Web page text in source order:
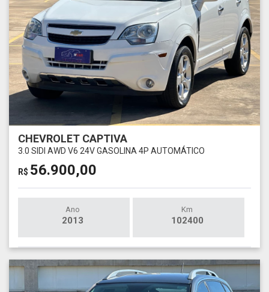
CHEVROLET CAPTIVA
3.0 SIDI AWD V6 24V GASOLINA 4P AUTOMÁTICO
R$ 56.900,00
Ano
2013
Km
102400